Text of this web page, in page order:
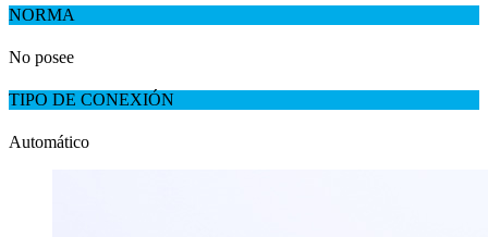
NORMA
No posee
TIPO DE CONEXIÓN
Automático